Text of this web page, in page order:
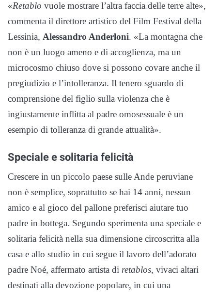
«Retablo vuole mostrare l’altra faccia delle terre alte»,
commenta il direttore artistico del Film Festival della
Lessinia, Alessandro Anderloni. «La montagna che
non è un luogo ameno e di accoglienza, ma un
microcosmo chiuso dove si possono covare anche il
pregiudizio e l’intolleranza. Il tenero sguardo di
comprensione del figlio sulla violenza che è
ingiustamente inflitta al padre omosessuale è un
esempio di tolleranza di grande attualità».
Speciale e solitaria felicità
Crescere in un piccolo paese sulle Ande peruviane
non è semplice, soprattutto se hai 14 anni, nessun
amico e al gioco del pallone preferisci aiutare tuo
padre in bottega. Segundo sperimenta una speciale e
solitaria felicità nella sua dimensione circoscritta alla
casa e allo studio in cui segue il lavoro dell’adorato
padre Noé, affermato artista di retablos, vivaci altari
destinati alla devozione popolare, in cui una